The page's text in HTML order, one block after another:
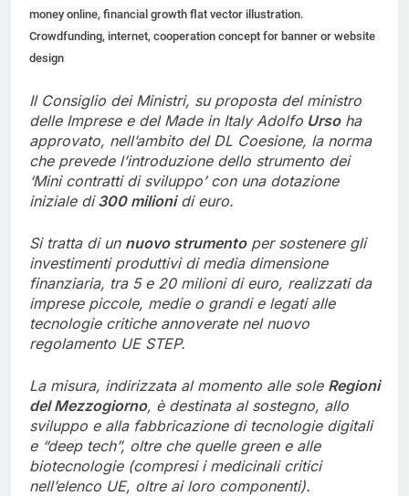
money online, financial growth flat vector illustration.
Crowdfunding, internet, cooperation concept for banner or website
design
Il Consiglio dei Ministri, su proposta del ministro
delle Imprese e del Made in Italy Adolfo Ursoha
approvato, nell’ambito del DL Coesione, la norma
che prevede l’introduzione dello strumento dei
‘Mini contratti di sviluppo’ con una dotazione
iniziale di300 milionidi euro.
Si tratta di un nuovo strumentoper sostenere gli
investimenti produttivi di media dimensione
finanziaria, tra 5 e 20 milioni di euro, realizzati da
imprese piccole, medie o grandi e legati alle
tecnologie critiche annoverate nel nuovo
regolamento UE STEP.
La misura, indirizzata al momento alle sole Regioni
del Mezzogiorno, è destinata al sostegno, allo
sviluppo e alla fabbricazione di tecnologie digitali
e “deep tech”, oltre che quelle green e alle
biotecnologie (compresi i medicinali critici
nell’elenco UE, oltre ai loro componenti).